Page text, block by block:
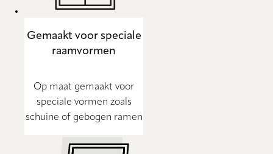
Gemaakt voor speciale
raamvormen
Op maat gemaakt voor
speciale vormen zoals
schuine of gebogen ramen